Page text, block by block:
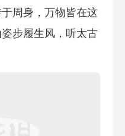
周身，万物皆在这
步履生风，听太古